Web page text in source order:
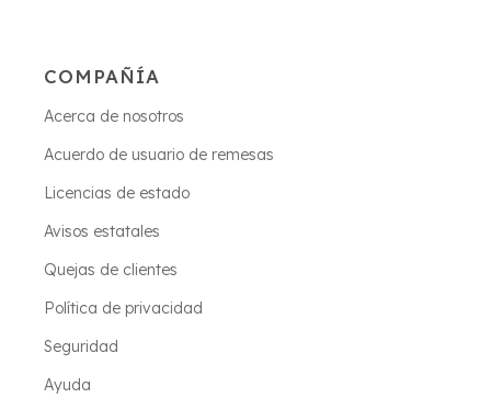
COMPAÑÍA
Acerca de nosotros
Acuerdo de usuario de remesas
Licencias de estado
Avisos estatales
Quejas de clientes
Política de privacidad
Seguridad
Ayuda